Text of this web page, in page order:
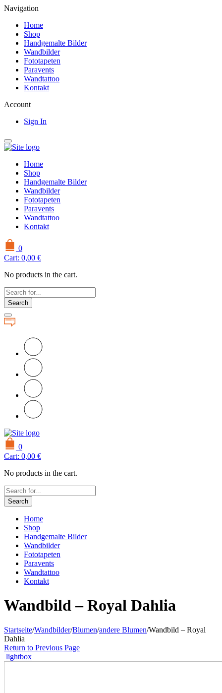
Navigation
Home
Shop
Handgemalte Bilder
Wandbilder
Fototapeten
Paravents
Wandtattoo
Kontakt
Account
Sign In
Home
Shop
Handgemalte Bilder
Wandbilder
Fototapeten
Paravents
Wandtattoo
Kontakt
0
Cart: 0,00 €
No products in the cart.
Search
0
Cart: 0,00 €
No products in the cart.
Search
Home
Shop
Handgemalte Bilder
Wandbilder
Fototapeten
Paravents
Wandtattoo
Kontakt
Wandbild – Royal Dahlia
Startseite/Wandbilder/Blumen/andere Blumen/Wandbild – Royal
Dahlia
Return to Previous Page
lightbox